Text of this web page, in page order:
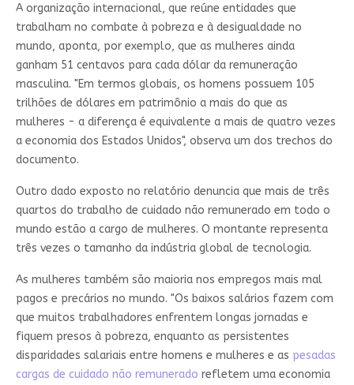
A organização internacional, que reúne entidades que
trabalham no combate à pobreza e à desigualdade no
mundo, aponta, por exemplo, que as mulheres ainda
ganham 51 centavos para cada dólar da remuneração
masculina. "Em termos globais, os homens possuem 105
trilhões de dólares em patrimônio a mais do que as
mulheres - a diferença é equivalente a mais de quatro vezes
a economia dos Estados Unidos", observa um dos trechos do
documento.
Outro dado exposto no relatório denuncia que mais de três
quartos do trabalho de cuidado não remunerado em todo o
mundo estão a cargo de mulheres. O montante representa
três vezes o tamanho da indústria global de tecnologia.
As mulheres também são maioria nos empregos mais mal
pagos e precários no mundo. "Os baixos salários fazem com
que muitos trabalhadores enfrentem longas jornadas e
fiquem presos à pobreza, enquanto as persistentes
disparidades salariais entre homens e mulheres e as pesadas
cargas de cuidado não remunerado refletem uma economia